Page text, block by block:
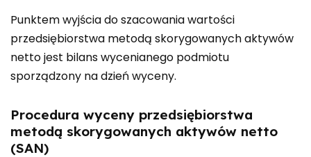
Punktem wyjścia do szacowania wartości
przedsiębiorstwa metodą skorygowanych aktywów
netto jest bilans wycenianego podmiotu
sporządzony na dzień wyceny.
Procedura wyceny przedsiębiorstwa
metodą skorygowanych aktywów netto
(SAN)